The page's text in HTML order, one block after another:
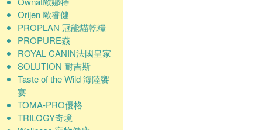
Orijen 歐睿健
PROPLAN 冠能貓乾糧
PROPURE猋
ROYAL CANIN法國皇家
SOLUTION 耐吉斯
Taste of the Wild 海陸饗
宴
TOMA-PRO優格
TRILOGY奇境